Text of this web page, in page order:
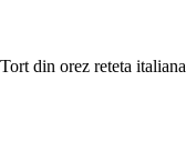
Tort din orez reteta italiana